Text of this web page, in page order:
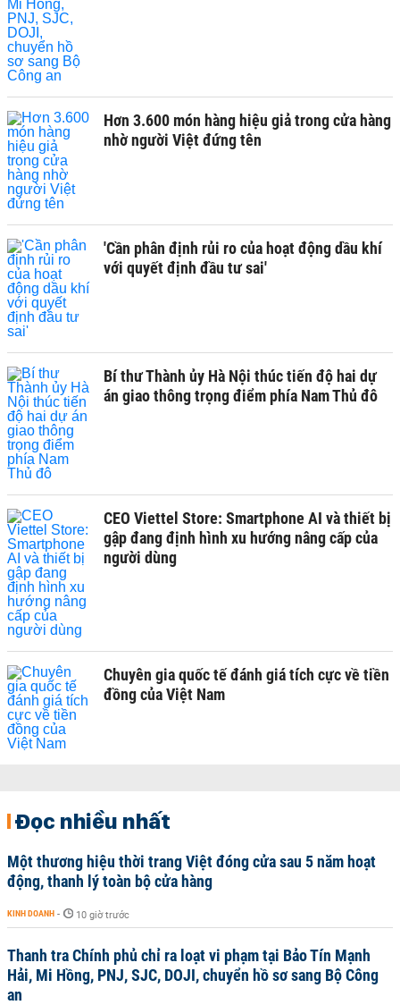
Hơn 3.600 món hàng hiệu giả trong cửa hàng
nhờ người Việt đứng tên
'Cần phân định rủi ro của hoạt động dầu khí
với quyết định đầu tư sai'
Bí thư Thành ủy Hà Nội thúc tiến độ hai dự
án giao thông trọng điểm phía Nam Thủ đô
CEO Viettel Store: Smartphone AI và thiết bị
gập đang định hình xu hướng nâng cấp của
người dùng
Chuyên gia quốc tế đánh giá tích cực về tiền
đồng của Việt Nam
Đọc nhiều nhất
Một thương hiệu thời trang Việt đóng cửa sau 5 năm hoạt
động, thanh lý toàn bộ cửa hàng
KINH DOANH - 10 giờ trước
Thanh tra Chính phủ chỉ ra loạt vi phạm tại Bảo Tín Mạnh
Hải, Mi Hồng, PNJ, SJC, DOJI, chuyển hồ sơ sang Bộ Công
an